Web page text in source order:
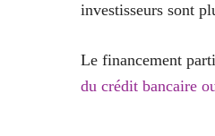
investisseurs sont
Le financement
du crédit bancaire